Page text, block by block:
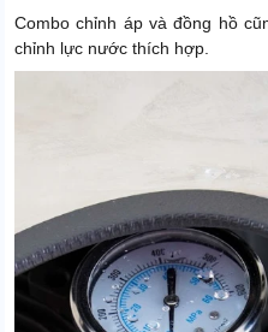
Combo chỉnh áp và đồng hồ
chỉnh lực nước thích hợp.